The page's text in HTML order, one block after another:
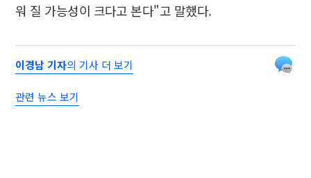
워 질 가능성이 크다고 본다"고 말했다.
이경남 기자의 기사 더 보기
관련 뉴스 보기